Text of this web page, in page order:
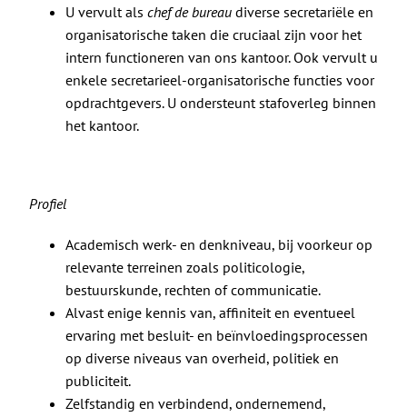
U vervult als chef de bureaudiverse secretariële en
organisatorische taken die cruciaal zijn voor het
intern functioneren van ons kantoor. Ook vervult u
enkele secretarieel-organisatorische functies voor
opdrachtgevers. U ondersteunt stafoverleg binnen
het kantoor.
Profiel
Academisch werk- en denkniveau, bij voorkeur op
relevante terreinen zoals politicologie,
bestuurskunde, rechten of communicatie.
Alvast enige kennis van, affiniteit en eventueel
ervaring met besluit- en beïnvloedingsprocessen
op diverse niveaus van overheid, politiek en
publiciteit.
Zelfstandig en verbindend, ondernemend,